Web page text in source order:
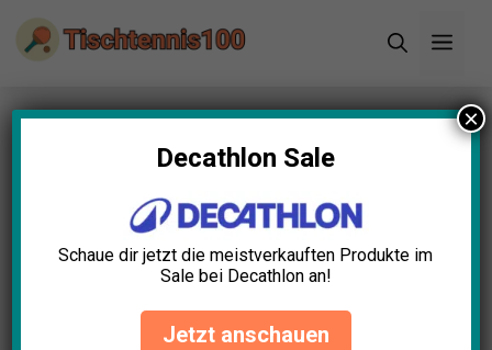
Zum
Inhalt
Startseite»Blog»Tischtennisball Vorratspack
Test: Die 5 besten (Bestenliste)
Decathlon Sale
Schaue dir jetzt die meistverkauften Produkte im
Sale bei Decathlon an!
Jetzt anschauen
×